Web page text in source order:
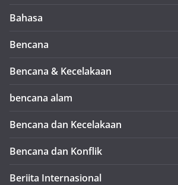
Bahasa
Bencana
Bencana & Kecelakaan
bencana alam
Bencana dan Kecelakaan
Bencana dan Konflik
Beriita Internasional